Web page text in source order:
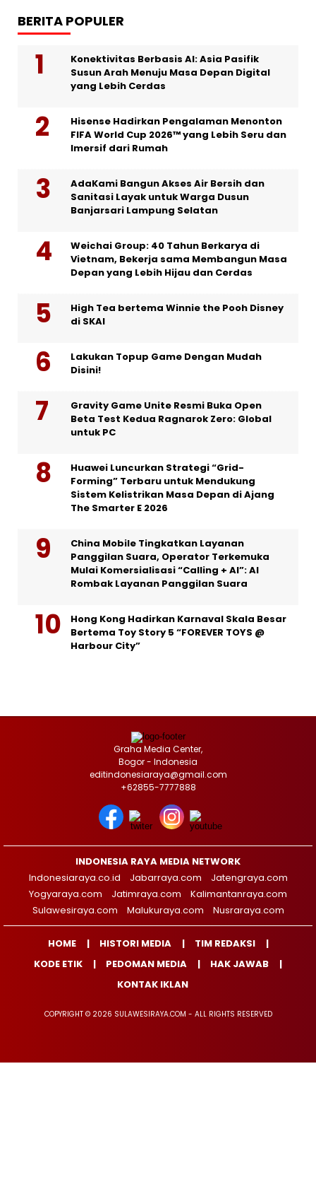
BERITA POPULER
Konektivitas Berbasis AI: Asia Pasifik
Susun Arah Menuju Masa Depan Digital
yang Lebih Cerdas
Hisense Hadirkan Pengalaman Menonton
FIFA World Cup 2026™ yang Lebih Seru dan
Imersif dari Rumah
AdaKami Bangun Akses Air Bersih dan
Sanitasi Layak untuk Warga Dusun
Banjarsari Lampung Selatan
Weichai Group: 40 Tahun Berkarya di
Vietnam, Bekerja sama Membangun Masa
Depan yang Lebih Hijau dan Cerdas
High Tea bertema Winnie the Pooh Disney
di SKAI
Lakukan Topup Game Dengan Mudah
Disini!
Gravity Game Unite Resmi Buka Open
Beta Test Kedua Ragnarok Zero: Global
untuk PC
Huawei Luncurkan Strategi “Grid-
Forming” Terbaru untuk Mendukung
Sistem Kelistrikan Masa Depan di Ajang
The Smarter E 2026
China Mobile Tingkatkan Layanan
Panggilan Suara, Operator Terkemuka
Mulai Komersialisasi “Calling + AI”: AI
Rombak Layanan Panggilan Suara
Hong Kong Hadirkan Karnaval Skala Besar
Bertema Toy Story 5 “FOREVER TOYS @
Harbour City”
Graha Media Center,
Bogor - Indonesia
editindonesiaraya@gmail.com
+62855-7777888
INDONESIA RAYA MEDIA NETWORK
Indonesiaraya.co.id
Jabarraya.com
Jatengraya.com
Yogyaraya.com
Jatimraya.com
Kalimantanraya.com
Sulawesiraya.com
Malukuraya.com Nusraraya.com
HOME HISTORI MEDIA
TIM REDAKSI
KODE ETIK
PEDOMAN MEDIA
HAK JAWAB
KONTAK IKLAN
COPYRIGHT © 2026 SULAWESIRAYA.COM - ALL RIGHTS RESERVED